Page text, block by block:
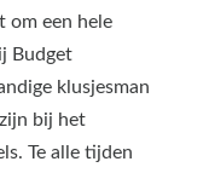
om een hele
Budget
klusjesman
bij het
Te alle tijden